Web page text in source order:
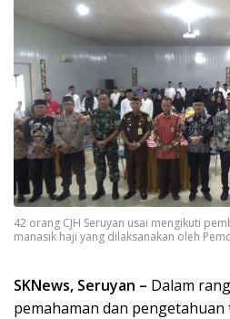
42 orang CJH Seruyan usai mengikuti
manasik haji yang dilaksanakan oleh
SKNews, Seruyan – Dalam
pemahaman dan